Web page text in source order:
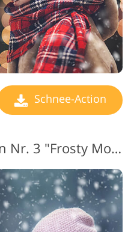
Schnee-Action
Schnee-Photoshop-Aktion Nr. 3 "Frosty Morning"